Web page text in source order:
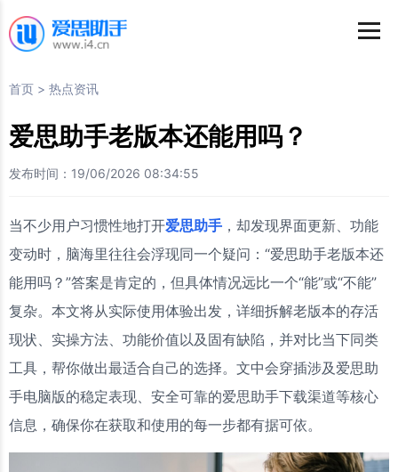
首页 > 热点资讯
爱思助手老版本还能用吗？
发布时间：19/06/2026 08:34:55
当不少用户习惯性地打开爱思助手 ，却发现界面更新、功能
变动时，脑海里往往会浮现同一个疑问：“爱思助手老版本还
能用吗？”答案是肯定的，但具体情况远比一个“能”或“不能”
复杂。本文将从实际使用体验出发，详细拆解老版本的存活
现状、实操方法、功能价值以及固有缺陷，并对比当下同类
工具，帮你做出最适合自己的选择。文中会穿插涉及爱思助
手电脑版的稳定表现、安全可靠的爱思助手下载渠道等核心
信息，确保你在获取和使用的每一步都有据可依。